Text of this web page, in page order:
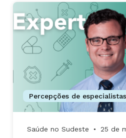
Percepções de especialistas
Saúde no Sudeste ● 25 de